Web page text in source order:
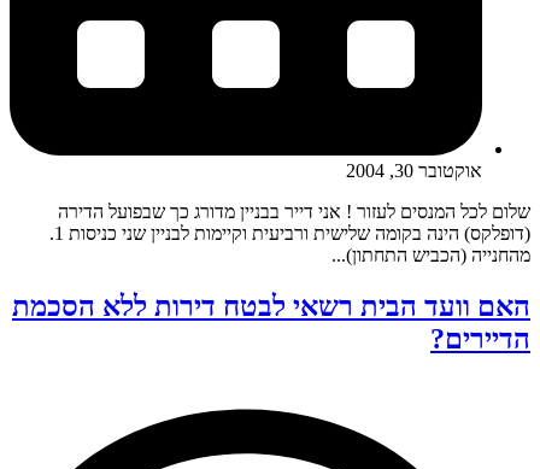
אוקטובר 30, 2004
שלום לכל המנסים לעזור ! אני דייר בבניין מדורג כך שבפועל הדירה
(דופלקס) הינה בקומה שלישית ורביעית וקיימות לבניין שני כניסות 1.
מהחנייה (הכביש התחתון)...
האם וועד הבית רשאי לבטח דירות ללא הסכמת
הדיירים?